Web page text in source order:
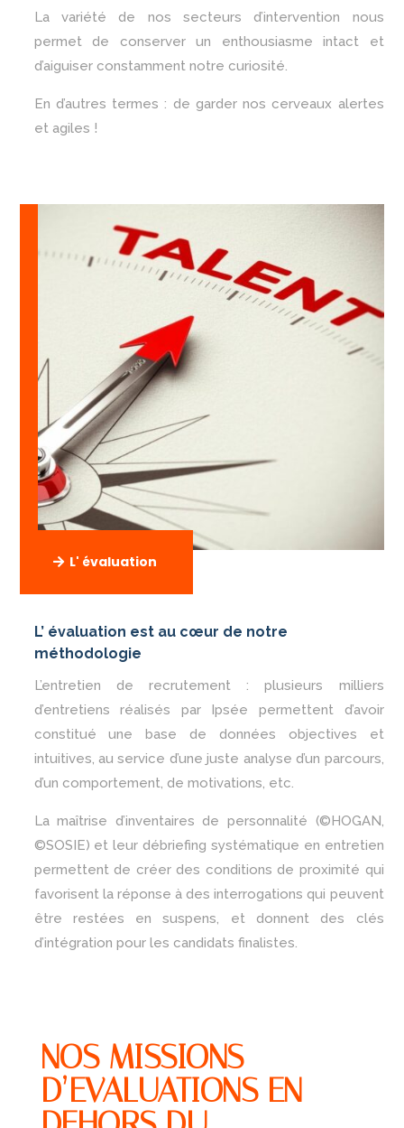
La variété de nos secteurs d’intervention nous
permet de conserver un enthousiasme intact et
d’aiguiser constamment notre curiosité.
En d’autres termes : de garder nos cerveaux alertes
et agiles !
L' évaluation
L’ évaluation est au cœur de notre
méthodologie
L’entretien de recrutement : plusieurs milliers
d’entretiens réalisés par Ipsée permettent d’avoir
constitué une base de données objectives et
intuitives, au service d’une juste analyse d’un parcours,
d’un comportement, de motivations, etc.
La maîtrise d’inventaires de personnalité (©HOGAN,
©SOSIE) et leur débriefing systématique en entretien
permettent de créer des conditions de proximité qui
favorisent la réponse à des interrogations qui peuvent
être restées en suspens, et donnent des clés
d’intégration pour les candidats finalistes.
NOS MISSIONS
D’EVALUATIONS EN